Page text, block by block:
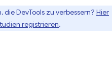
die DevTools zu verbessern? Hier
registrieren.